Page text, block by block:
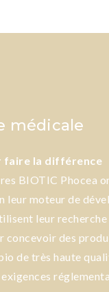
médicale
faire la différence
BIOTIC Phocea
leur moteur de
leur
concevoir des
de très haute